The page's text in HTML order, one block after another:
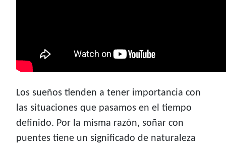
Los sueños tienden a tener importancia con
las situaciones que pasamos en el tiempo
definido. Por la misma razón, soñar con
puentes tiene un significado de naturaleza